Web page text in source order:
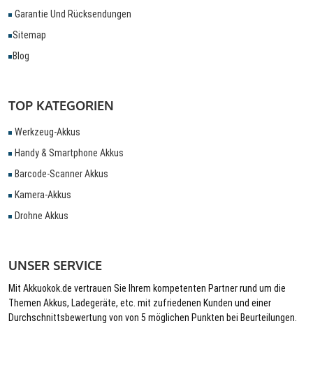
Garantie Und Rücksendungen
Sitemap
Blog
TOP KATEGORIEN
Werkzeug-Akkus
Handy & Smartphone Akkus
Barcode-Scanner Akkus
Kamera-Akkus
Drohne Akkus
UNSER SERVICE
Mit Akkuokok.de vertrauen Sie Ihrem kompetenten Partner rund um die
Themen Akkus, Ladegeräte, etc. mit zufriedenen Kunden und einer
Durchschnittsbewertung von von 5 möglichen Punkten bei Beurteilungen.